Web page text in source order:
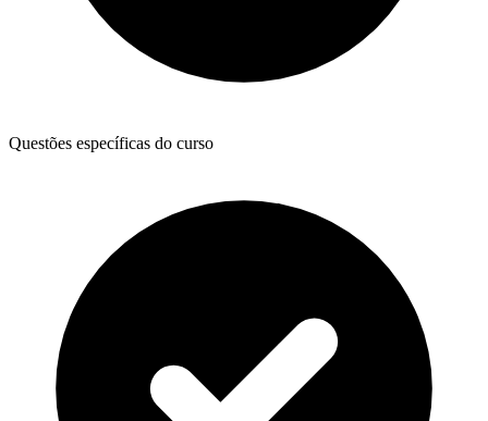
Questões específicas do curso